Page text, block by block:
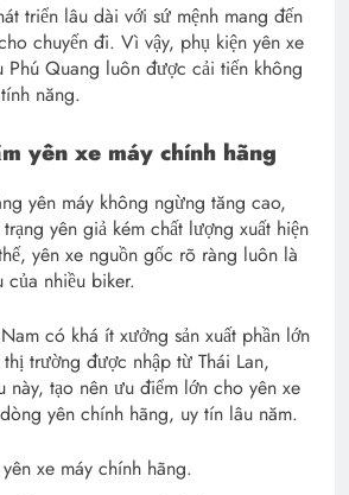
triển lâu dài với sứ mệnh mang đến
chuyến đi. Vì vậy, phụ kiện yên xe
Phú Quang luôn được cải tiến không
năng.
yên xe máy chính hãng
yên máy không ngừng tăng cao,
yên giả kém chất lượng xuất hiện
yên xe nguồn gốc rõ ràng luôn là
của nhiều biker.
có khá ít xưởng sản xuất phần lớn
trường được nhập từ Thái Lan,
tạo nên ưu điểm lớn cho yên xe
yên chính hãng, uy tín lâu năm.